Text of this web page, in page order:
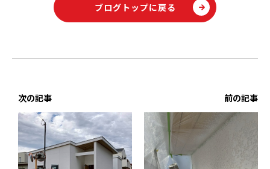
ブログトップに戻る
次の記事 前の記事